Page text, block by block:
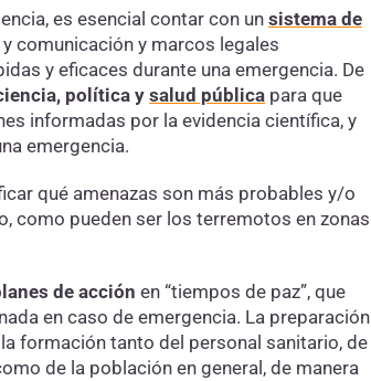
es esencial contar con un sistema de
comunicación y marcos legales
y eficaces durante una emergencia. De
política y salud públicapara que
informadas por la evidencia científica, y
emergencia.
qué amenazas son más probables y/o
como pueden ser los terremotos en zonas
de acción en “tiempos de paz”, que
en caso de emergencia. La preparación
la formación tanto del personal sanitario, de
de la población en general, de manera